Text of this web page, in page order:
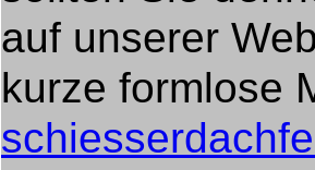
auf unserer
kurze formlose